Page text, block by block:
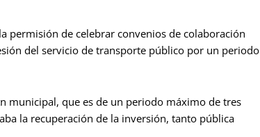
permisión de celebrar convenios de colaboración
del servicio de transporte público por un periodo
municipal, que es de un periodo máximo de tres
la recuperación de la inversión, tanto pública